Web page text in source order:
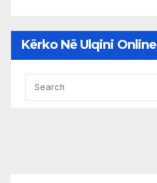
Kërko Në Ulqini Online